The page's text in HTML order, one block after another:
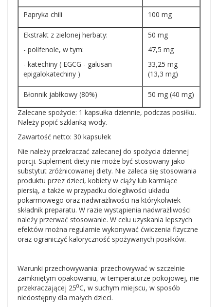
Papryka chili 100 mg
Ekstrakt z zielonej herbaty:
- polifenole, w tym:
- katechiny ( EGCG - galusan
epigalokatechiny )
50 mg
47,5 mg
33,25 mg
(13,3 mg)
Błonnik jabłkowy (80%)
50 mg (40 mg)
Zalecane spożycie: 1 kapsułka dziennie, podczas posiłku.
Należy popić szklanką wody.
Zawartość netto: 30 kapsułek
Nie należy przekraczać zalecanej do spożycia dziennej
porcji. Suplement diety nie może być stosowany jako
substytut zróżnicowanej diety. Nie zaleca się stosowania
produktu przez dzieci, kobiety w ciąży lub karmiące
piersią, a także w przypadku dolegliwości układu
pokarmowego oraz nadwrażliwości na którykolwiek
składnik preparatu. W razie wystąpienia nadwrażliwości
należy przerwać stosowanie. W celu uzyskania lepszych
efektów można regularnie wykonywać ćwiczenia fizyczne
oraz ograniczyć kaloryczność spożywanych posiłków.
Warunki przechowywania: przechowywać w szczelnie
zamkniętym opakowaniu, w temperaturze pokojowej, nie
przekraczającej 250C, w suchym miejscu, w sposób
niedostępny dla małych dzieci.